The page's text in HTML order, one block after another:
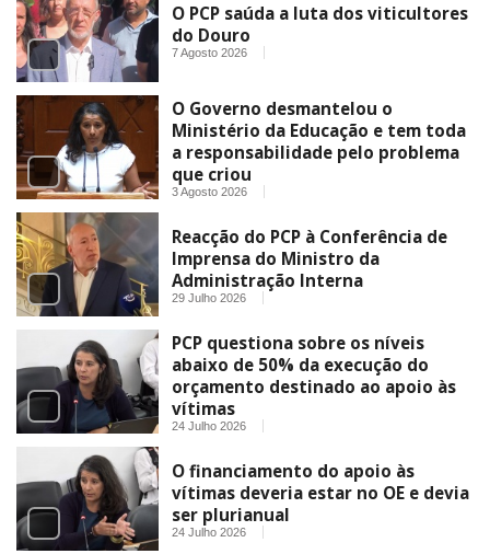
O PCP saúda a luta dos viticultores
do Douro
7 Agosto 2026
O Governo desmantelou o
Ministério da Educação e tem toda
a responsabilidade pelo problema
que criou
3 Agosto 2026
Reacção do PCP à Conferência de
Imprensa do Ministro da
Administração Interna
29 Julho 2026
PCP questiona sobre os níveis
abaixo de 50% da execução do
orçamento destinado ao apoio às
vítimas
24 Julho 2026
O financiamento do apoio às
vítimas deveria estar no OE e devia
ser plurianual
24 Julho 2026